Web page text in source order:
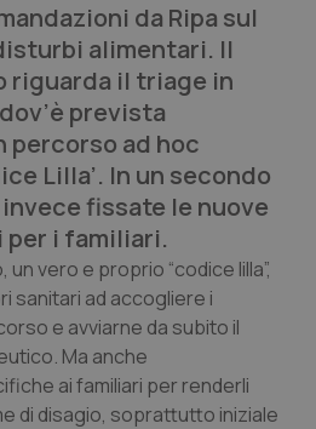
da Ripa sul
alimentari. Il
riguarda il triage in
prevista
percorso ad hoc
Lilla’. In un secondo
fissate le nuove
per i familiari.
vero e proprio “codice lilla”,
sanitari ad accogliere i
e avviarne da subito il
Ma anche
ai familiari per renderli
di disagio, soprattutto iniziale